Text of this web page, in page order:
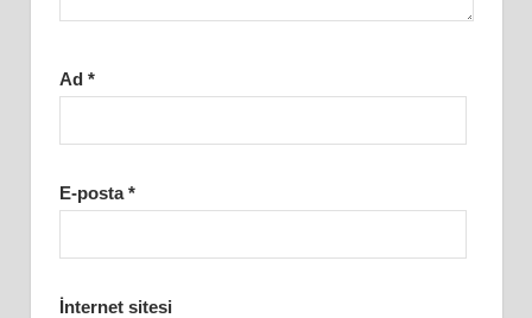
Ad *
E-posta*
İnternet sitesi